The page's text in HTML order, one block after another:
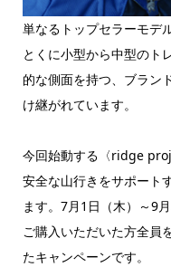
単なるトップセラーモデ
とくに小型から中型のト
的な側面を持つ、ブラン
け継がれています。
今回始動する〈ridge
安全な山行きをサポー
ます。7月1日（木）～9
ご購入いただいた方全員
たキャンペーンです。